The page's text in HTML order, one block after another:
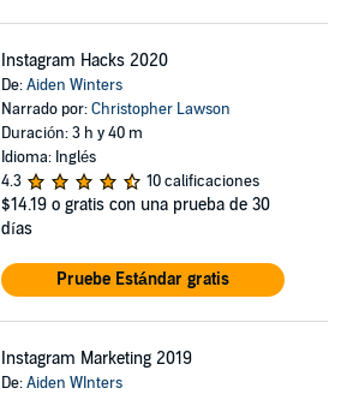
Instagram Hacks 2020
De:Aiden Winters
Narrado por:Christopher Lawson
Duración: 3 h y 40 m
Idioma: Inglés
4.3
10 calificaciones
$14.19 o gratis con una prueba de 30
días
Pruebe Estándar gratis
Instagram Marketing 2019
De:Aiden WInters